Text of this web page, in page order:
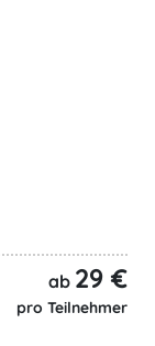
ab 29 €
pro Teilnehmer